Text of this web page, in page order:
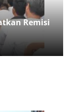
Remisi